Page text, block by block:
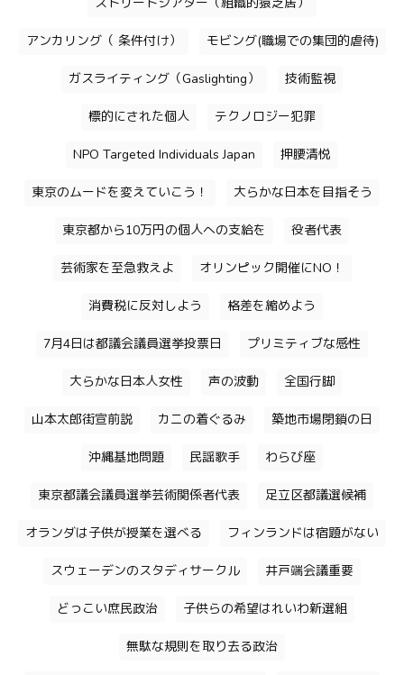
アンカリング（ 条件付け） モビング(職場での集団的虐待)
ガスライティング（Gaslighting） 技術監視
標的にされた個人 テクノロジー犯罪
NPO Targeted Individuals Japan 押腰清悦
東京のムードを変えていこう！ 大らかな日本を目指そう
東京都から10万円の個人への支給を 役者代表
芸術家を至急救えよ オリンピック開催にNO！
消費税に反対しよう 格差を縮めよう
7月4日は都議会議員選挙投票日 プリミティブな感性
大らかな日本人女性 声の波動 全国行脚
山本太郎街宣前説 カニの着ぐるみ 築地市場閉鎖の日
沖縄基地問題 民謡歌手 わらび座
東京都議会議員選挙芸術関係者代表 足立区都議選候補
オランダは子供が授業を選べる フィンランドは宿題がない
スウェーデンのスタディサークル 井戸端会議重要
どっこい庶民政治 子供らの希望はれいわ新選組
無駄な規則を取り去る政治